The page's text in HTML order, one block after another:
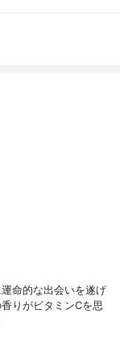
命的な出会いを遂げ
りがビタミンCを思